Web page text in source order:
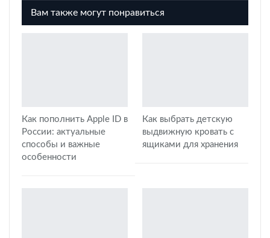
Вам также могут понравиться
Как пополнить Apple ID в
России: актуальные
способы и важные
особенности
Как выбрать детскую
выдвижную кровать с
ящиками для хранения